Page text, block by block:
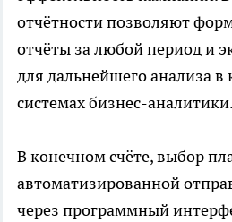
отчётности позволяют
отчёты за любой период и
для дальнейшего анализа
системах бизнес-аналитики.
В конечном счёте, выбор
автоматизированной
через программный